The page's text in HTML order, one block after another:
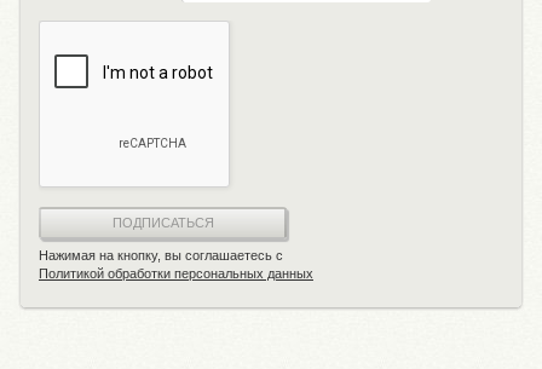
ПОДПИСАТЬСЯ
Нажимая на кнопку, вы соглашаетесь с
Политикой обработки персональных данных